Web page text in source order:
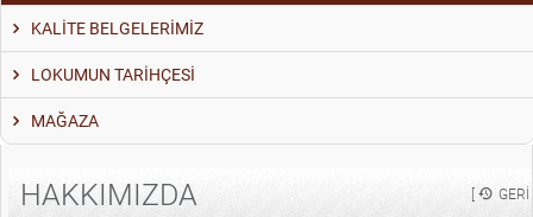
KALİTE BELGELERİMİZ
LOKUMUN TARİHÇESİ
MAĞAZA
HAKKIMIZDA [ GERI